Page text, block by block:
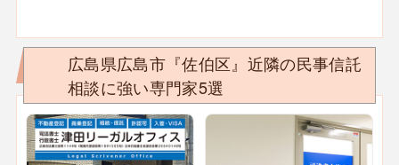
広島県広島市『佐伯区』近隣の民事信託
相談に強い専門家5選